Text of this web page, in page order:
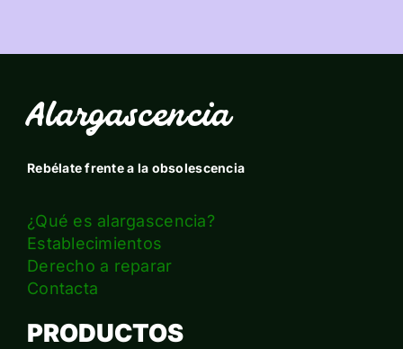
Alargascencia
Rebélate frente a la obsolescencia
¿Qué es alargascencia?
Establecimientos
Derecho a reparar
Contacta
PRODUCTOS